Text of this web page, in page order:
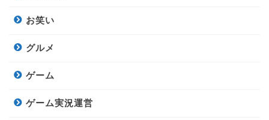
お笑い
グルメ
ゲーム
ゲーム実況運営